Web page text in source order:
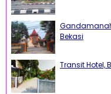
Bekasi
Transit Hotel,